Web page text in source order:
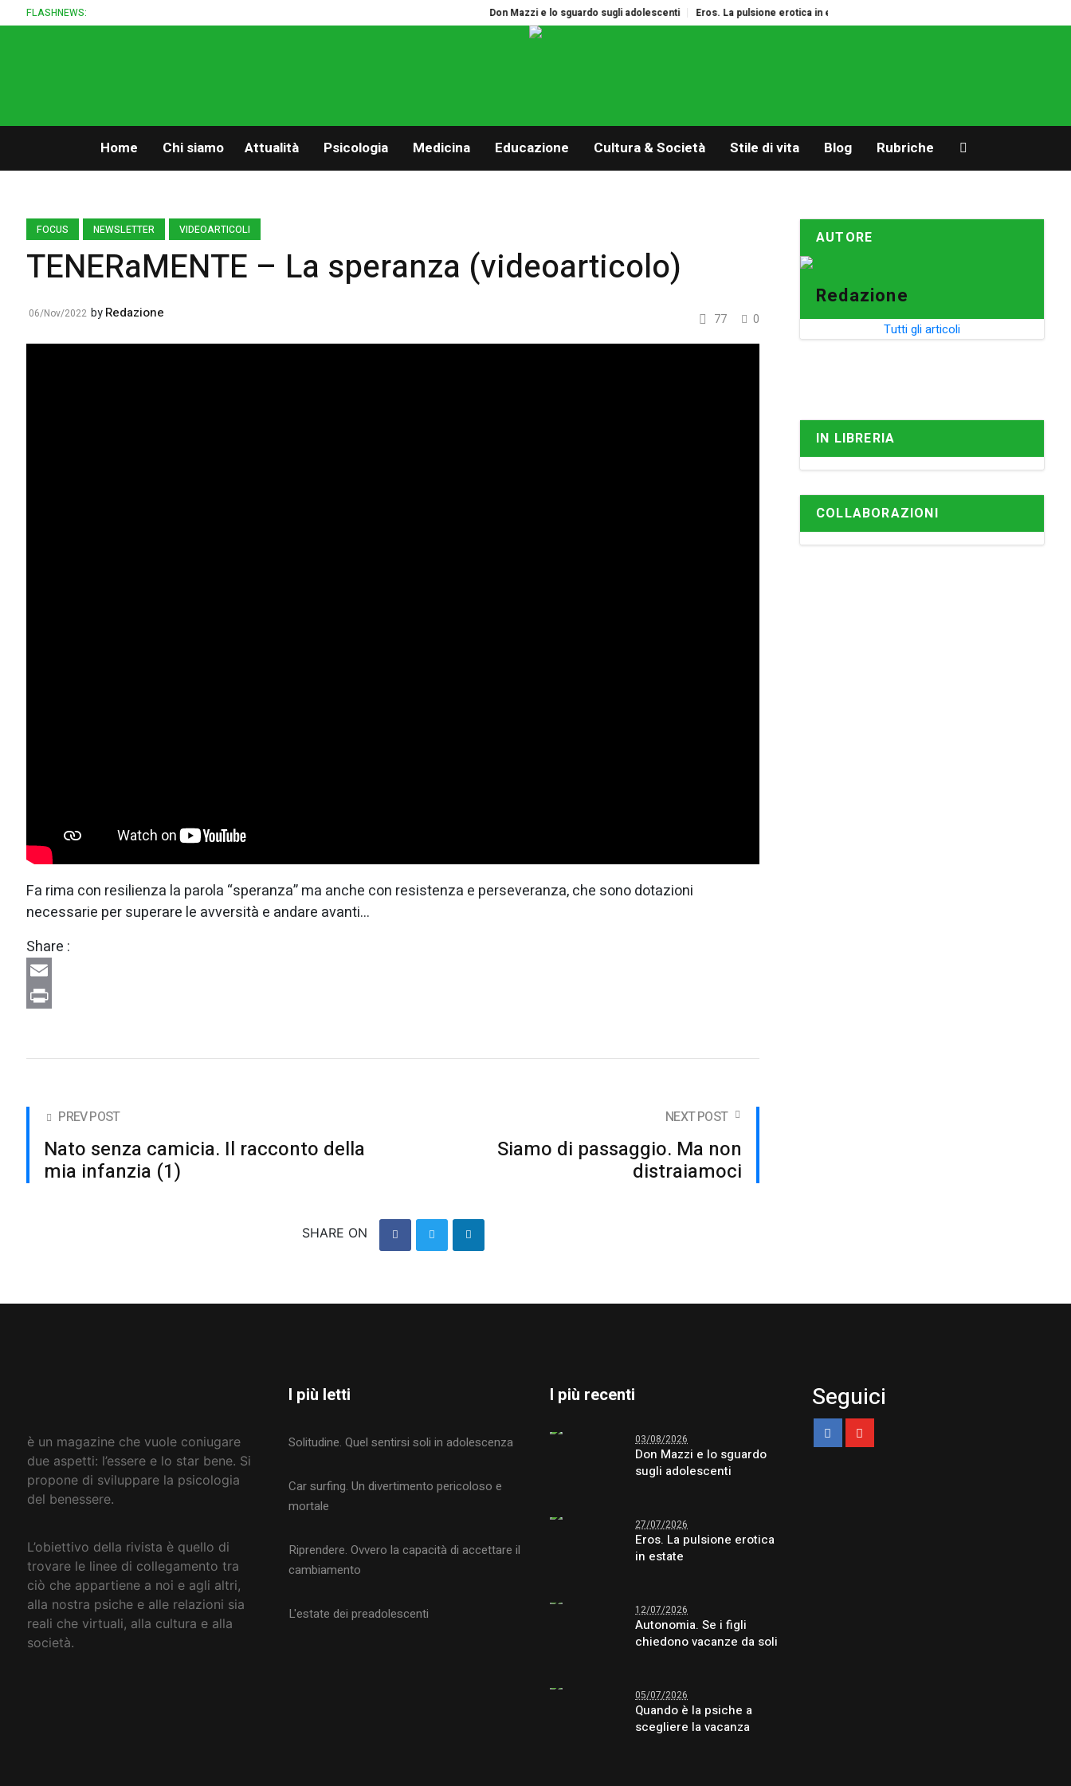
FLASHNEWS: Don Mazzi e lo sguardo sugli adolescenti Eros. La pulsione erotica in estate
Home Chi siamo Attualità Psicologia Medicina Educazione Cultura & Società Stile di vita Blog Rubriche
FOCUS NEWSLETTER VIDEOARTICOLI
TENERaMENTE – La speranza (videoarticolo)
77 0
06/Nov/2022 byRedazione
Fa rima con resilienza la parola “speranza” ma anche con resistenza e perseveranza, che sono dotazioni
necessarie per superare le avversità e andare avanti…
Share :
Email
PREV POST
Nato senza camicia. Il racconto della
mia infanzia (1)
NEXT POST
Siamo di passaggio. Ma non
distraiamoci
SHARE ON
AUTORE
Redazione
Tutti gli articoli
IN LIBRERIA
COLLABORAZIONI
è un magazine che vuole coniugare
due aspetti: l’essere e lo star bene. Si
propone di sviluppare la psicologia
del benessere.
L’obiettivo della rivista è quello di
trovare le linee di collegamento tra
ciò che appartiene a noi e agli altri,
alla nostra psiche e alle relazioni sia
reali che virtuali, alla cultura e alla
società.
I più letti
Solitudine. Quel sentirsi soli in adolescenza
Car surfing. Un divertimento pericoloso e
mortale
Riprendere. Ovvero la capacità di accettare il
cambiamento
L'estate dei preadolescenti
I più recenti
03/08/2026
Don Mazzi e lo sguardo
sugli adolescenti
27/07/2026
Eros. La pulsione erotica
in estate
12/07/2026
Autonomia. Se i figli
chiedono vacanze da soli
05/07/2026
Quando è la psiche a
scegliere la vacanza
Seguici